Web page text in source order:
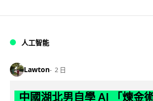
人工智能
Lawton 2 日
中國湖北男自學 AI 「煉金